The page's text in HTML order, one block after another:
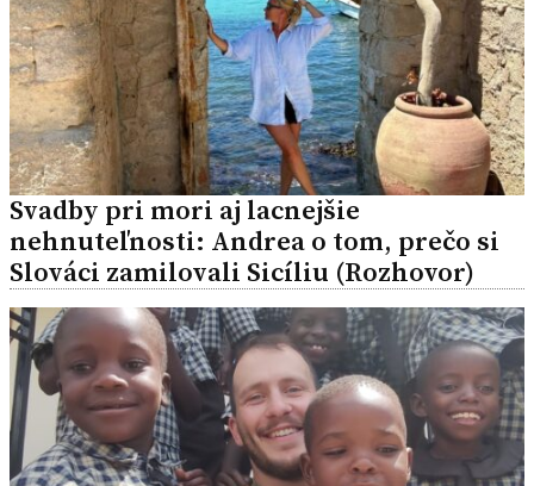
Svadby pri mori aj lacnejšie
nehnuteľnosti: Andrea o tom, prečo si
Slováci zamilovali Sicíliu (Rozhovor)